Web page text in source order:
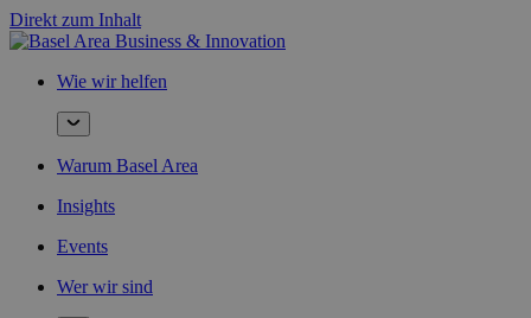
Direkt zum Inhalt
Wie wir helfen
Warum Basel Area
Insights
Events
Wer wir sind